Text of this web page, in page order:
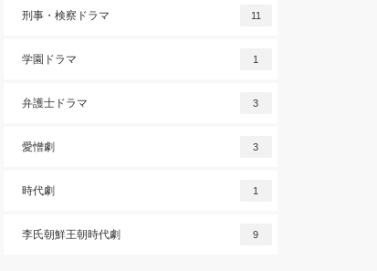
刑事・検察ドラマ 11
学園ドラマ 1
弁護士ドラマ 3
愛憎劇 3
時代劇 1
李氏朝鮮王朝時代劇 9